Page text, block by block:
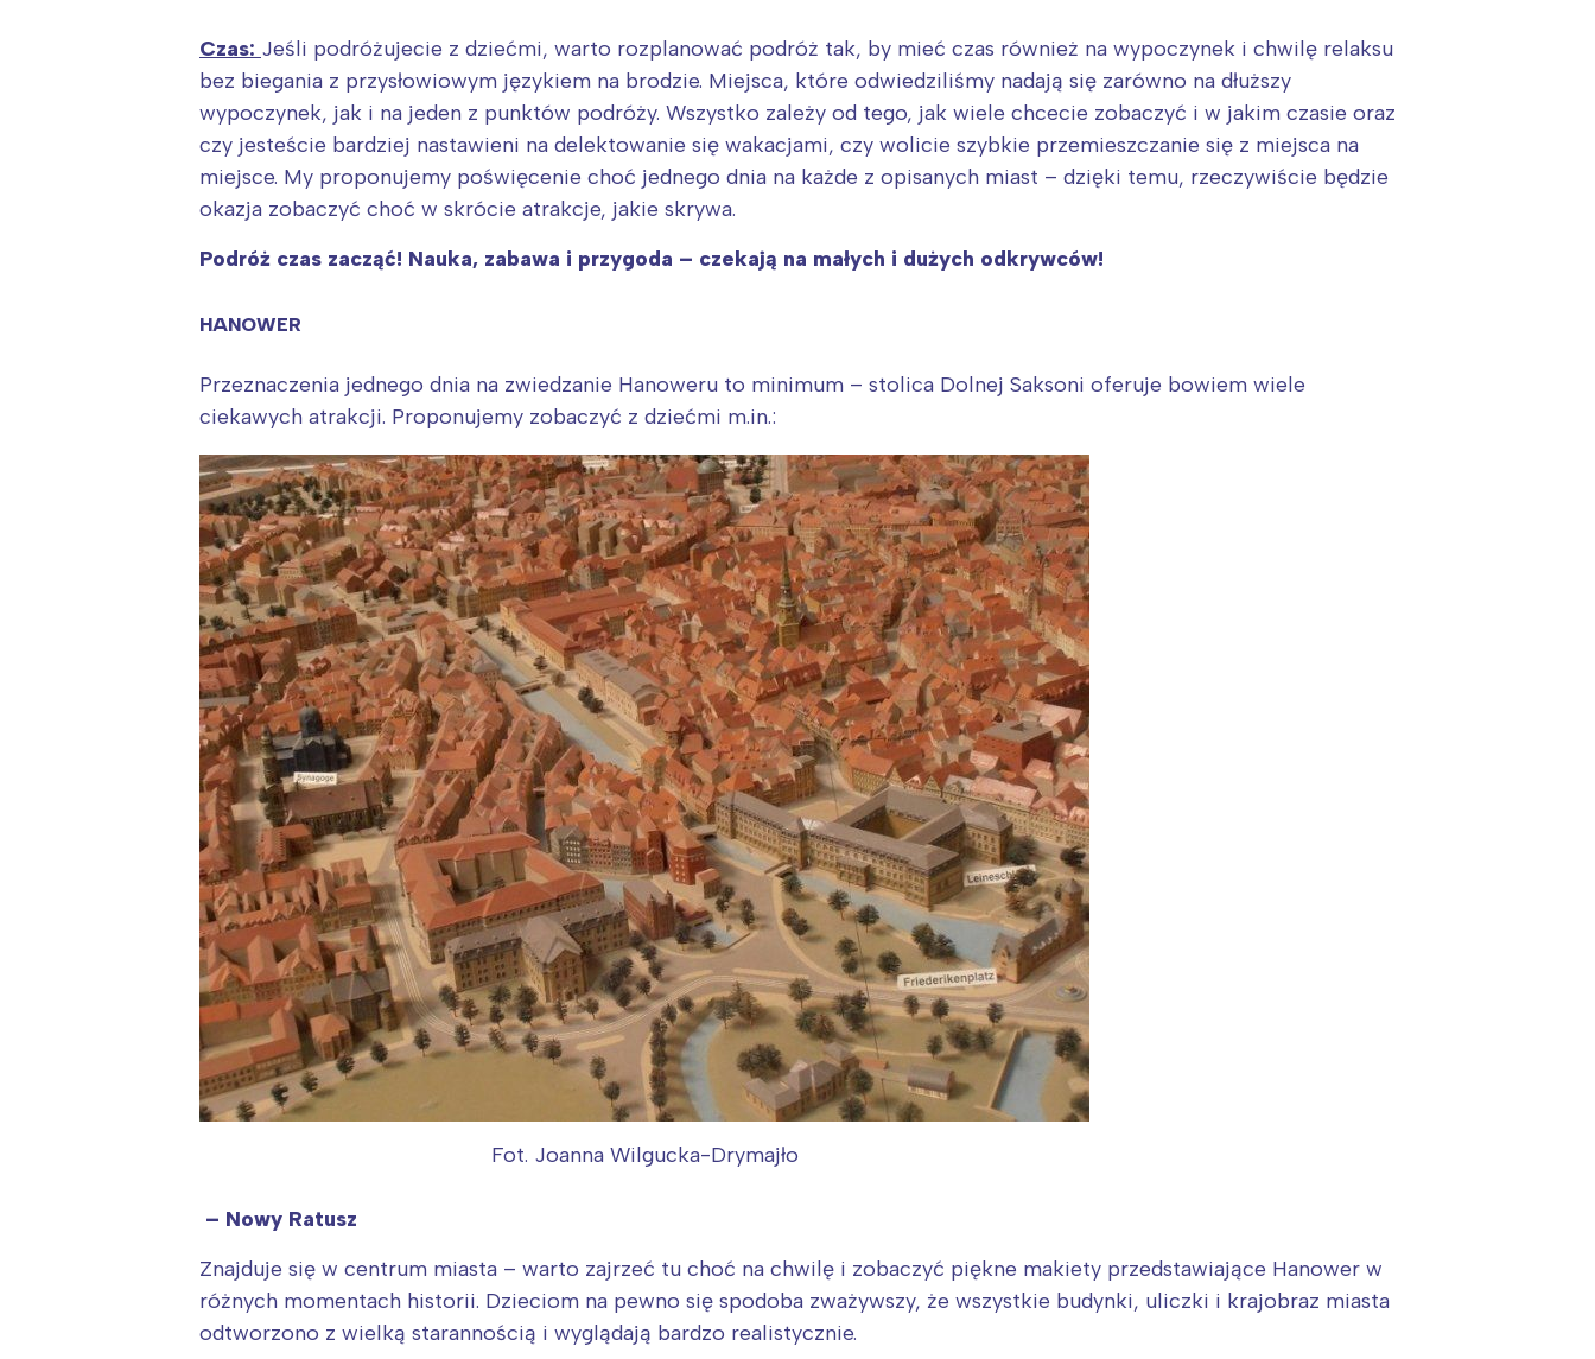
Czas: Jeśli podróżujecie z dziećmi, warto rozplanować podróż tak, by mieć czas również na wypoczynek i chwilę relaksu
bez biegania z przysłowiowym językiem na brodzie. Miejsca, które odwiedziliśmy nadają się zarówno na dłuższy
wypoczynek, jak i na jeden z punktów podróży. Wszystko zależy od tego, jak wiele chcecie zobaczyć i w jakim czasie oraz
czy jesteście bardziej nastawieni na delektowanie się wakacjami, czy wolicie szybkie przemieszczanie się z miejsca na
miejsce. My proponujemy poświęcenie choć jednego dnia na każde z opisanych miast – dzięki temu, rzeczywiście będzie
okazja zobaczyć choć w skrócie atrakcje, jakie skrywa.
Podróż czas zacząć! Nauka, zabawa i przygoda – czekają na małych i dużych odkrywców!
HANOWER
Przeznaczenia jednego dnia na zwiedzanie Hanoweru to minimum – stolica Dolnej Saksoni oferuje bowiem wiele
ciekawych atrakcji. Proponujemy zobaczyć z dziećmi m.in.:
Fot. Joanna Wilgucka-Drymajło
– Nowy Ratusz
Znajduje się w centrum miasta – warto zajrzeć tu choć na chwilę i zobaczyć piękne makiety przedstawiające Hanower w
różnych momentach historii. Dzieciom na pewno się spodoba zważywszy, że wszystkie budynki, uliczki i krajobraz miasta
odtworzono z wielką starannością i wyglądają bardzo realistycznie.